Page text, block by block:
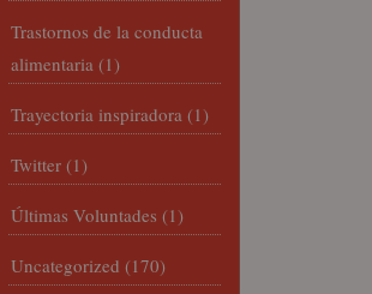
Trastornos de la conducta
alimentaria (1)
Trayectoria inspiradora (1)
Twitter (1)
Últimas Voluntades (1)
Uncategorized (170)